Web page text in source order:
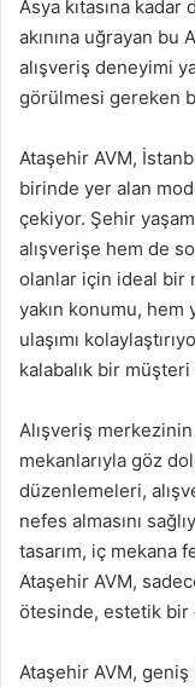
Asya kıtasına
akınına uğrayan bu
alışveriş deneyimi
görülmesi gereken
Ataşehir AVM,
birinde yer alan
çekiyor. Şehir
alışverişe hem de
olanlar için ideal bir
yakın konumu,
ulaşımı
kalabalık bir
Alışveriş
mekanlarıyla göz
düzenlemeleri,
nefes almasını
tasarım, iç mekana
Ataşehir AVM,
ötesinde, estetik bir
Ataşehir AVM,